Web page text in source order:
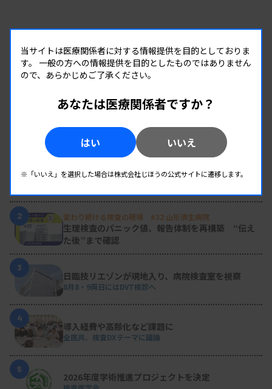
RANKING
人気の記事
新人臨床検査技師の歩き方 ［第16回］
2 変わり続ける検査の現場 #32 山形済生病院
生理検査のパニック値、報告体制を再構築 “伝え
た後”まで確認
3
日臨技リエゾンが現地入り、病院検査室を視察
8月8・9両日にはDVT検診へ
4
導入経費や高齢化など課題に
全医共、検査DXテーマに議論
5
2026年度学術推進プロジェクトを決定
当サイトは医療関係者に対する情報提供を目的としておりま
す。 一般の方への情報提供を目的としたものではありません
ので、あらかじめご了承ください。
あなたは医療関係者ですか？
はい いいえ
※「いいえ」を選択した場合は株式会社じほうの公式サイトに遷移します。